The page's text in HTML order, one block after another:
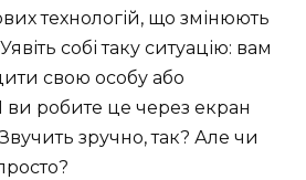
технологій, що змінюють
собі таку ситуацію: вам
свою особу або
ви робите це через екран
зручно, так? Але чи